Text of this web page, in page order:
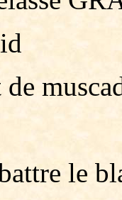
le